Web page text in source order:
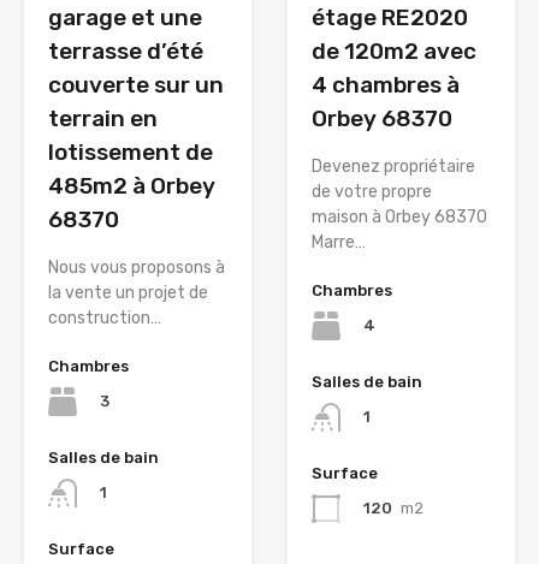
garage et une
terrasse d’été
couverte sur un
terrain en
lotissement de
485m2 à Orbey
68370
Nous vous proposons à
la vente un projet de
construction…
Chambres
3
Salles de bain
1
Surface
étage RE2020
de 120m2 avec
4 chambres à
Orbey 68370
Devenez propriétaire
de votre propre
maison à Orbey 68370
Marre…
Chambres
4
Salles de bain
1
Surface
120 m2